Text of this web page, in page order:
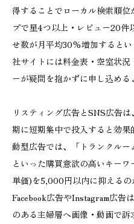
得することでローカル検索順位
プで星4つ以上・レビュー20件
せ数が月平均30%増加すると
社サイトには料金表・空室状
ーが疑問を抱かずに申し込める
リスティング広告とSNS広告
期に短期集中で投入すると効
動型広告では、「トランクルー
といった購買意欲の高いキー
単価)を5,000円以内に抑えるの
Facebook広告やInstagram広告
のある主婦層へ画像・動画で